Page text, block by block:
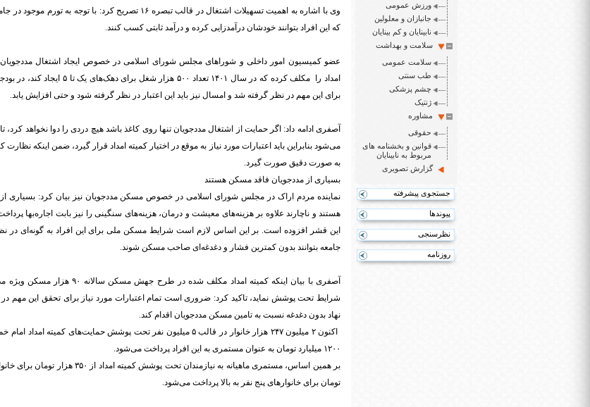
ورزش عمومی
جانبازان و معلولین
نابینایان و کم بینایان
سلامت و بهداشت
سلامت عمومی
طب سنتی
چشم پزشکی
ژنتیک
مشاوره
حقوقی
قوانین و بخشنامه های
مربوط به نابینایان
گزارش تصویری
جستجوی پیشرفته
پیوندها
نظرسنجی
روزنامه
وی با اشاره به اهمیت تسهیلات اشتغال در قالب تبصره ۱۶ تصریح
که این افراد بتوانند خودشان درآمدزایی کرده و درآمد ثابتی کسب کنند.
عضو کمیسیون امور داخلی و شوراهای مجلس شورای اسلامی در خصوص ایجاد اشتغال
برای این مهم در نظر گرفته شد و امسال نیز باید این اعتبار در نظر گرفته شود و حتی افزایش یابد.
آصفری ادامه داد: اگر حمایت از اشتغال مددجویان تنها روی کاغذ باشد هیچ دردی را دوا نخواهد
می‌شود بنابراین باید اعتبارات مورد نیاز به موقع در اختیار کمیته امداد قرار گیرد، ضمن اینکه نظارت
به صورت دقیق صورت گیرد.
بسیاری از مددجویان فاقد مسکن هستند
نماینده مردم اراک در مجلس شورای اسلامی در خصوص مسکن مددجویان نیز بیان کرد: بسیاری از
هستند و ناچارند علاوه بر هزینه‌های معیشت و درمان، هزینه‌های سنگینی را نیز بابت اجاره‌بها
این قشر افزوده است. بر این اساس لازم است شرایط مسکن ملی برای این افراد به گونه‌ای در
جامعه بتوانند بدون کمترین فشار و دغدغه‌ای صاحب مسکن شوند.
آصفری با بیان اینکه کمیته امداد مکلف شده
شرایط تحت پوشش نماید، تاکید کرد: ضروری است تمام اعتبارات مورد نیاز برای تحقق این مهم در
نهاد بدون دغدغه نسبت به تامین مسکن مددجویان اقدام کند.
اکنون ۲ میلیون ۲۴۷ هزار خانوار در قالب ۵ میلیون نفر تحت پوشش حمایت‌های
۱۲۰۰ میلیارد تومان به عنوان مستمری به این افراد پرداخت می‌شود.
تومان برای خانوارهای پنج نفر به بالا پرداخت می‌شود.